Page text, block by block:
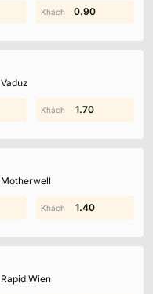
1.40
0.90
Vaduz
1.20
1.70
Motherwell
1.60
1.40
Rapid Wien